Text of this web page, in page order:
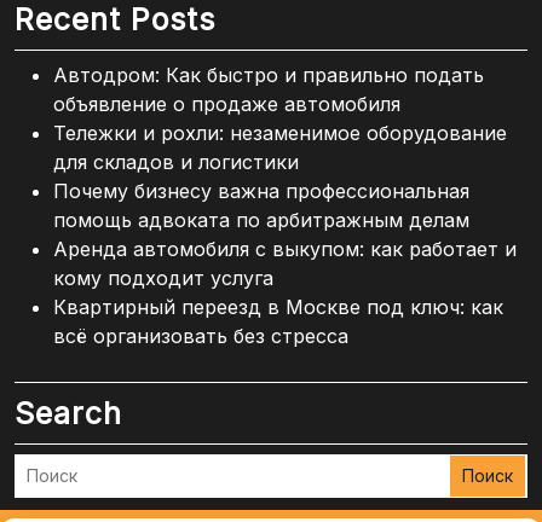
Recent Posts
Автодром: Как быстро и правильно подать
объявление о продаже автомобиля
Тележки и рохли: незаменимое оборудование
для складов и логистики
Почему бизнесу важна профессиональная
помощь адвоката по арбитражным делам
Аренда автомобиля с выкупом: как работает и
кому подходит услуга
Квартирный переезд в Москве под ключ: как
всё организовать без стресса
Search
Поиск